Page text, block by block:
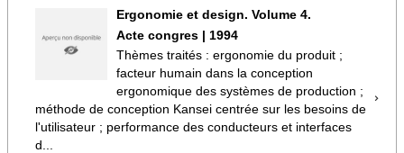
Ergonomie et design. Volume 4.
Acte congres | 1994
Thèmes traités : ergonomie du produit ;
facteur humain dans la conception
ergonomique des systèmes de production ;
méthode de conception Kansei centrée sur les besoins de
l'utilisateur ; performance des conducteurs et interfaces
d...